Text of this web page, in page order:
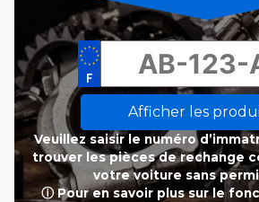
Afficher les
Veuillez saisir le numéro
trouver les pièces de rechange
votre voiture sans
ⓘ Pour en savoir plus sur le